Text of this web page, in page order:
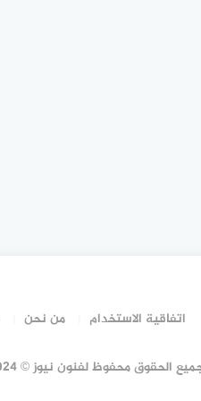
اتفاقية الاستخدام من نحن
الحقوق محفوظ لفنون نيوز © 2024